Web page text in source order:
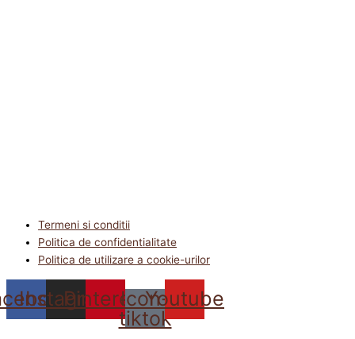
Termeni si conditii
Politica de confidentialitate
Politica de utilizare a cookie-urilor
Instagram
Pinterest
Icon-
tiktok
Youtube